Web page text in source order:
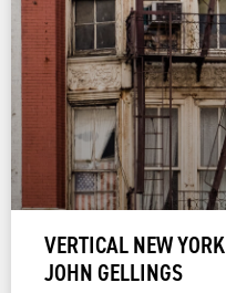
VERTICAL NEW YORK
JOHN GELLINGS